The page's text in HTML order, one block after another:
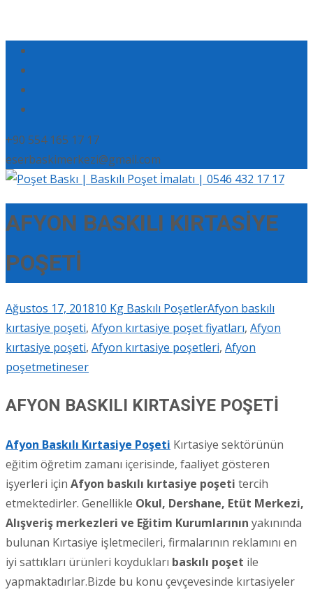
+90 554 165 17 17
eserbaskimerkezi@gmail.com
AFYON BASKILI KIRTASİYE
POŞETİ
Ağustos 17, 201810 Kg Baskılı PoşetlerAfyon baskılı
kırtasiye poşeti, Afyon kırtasiye poşet fiyatları, Afyon
kırtasiye poşeti, Afyon kırtasiye poşetleri, Afyon
poşetmetineser
AFYON BASKILI KIRTASİYE POŞETİ
Afyon Baskılı Kırtasiye Poşeti Kırtasiye sektörünün
eğitim öğretim zamanı içerisinde, faaliyet gösteren
işyerleri için Afyon baskılı kırtasiye poşeti tercih
etmektedirler. Genellikle Okul, Dershane, Etüt Merkezi,
Alışveriş merkezleri ve Eğitim Kurumlarının yakınında
bulunan Kırtasiye işletmecileri, firmalarının reklamını en
iyi sattıkları ürünleri koydukları baskılı poşet ile
yapmaktadırlar.Bizde bu konu çevçevesinde kırtasiyeler